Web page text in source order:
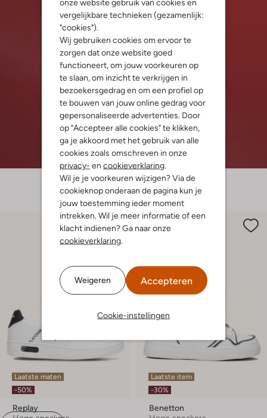
vergelijkbare technieken (gezamenlijk:
"cookies").
Wij gebruiken cookies om ervoor te
zorgen dat onze website goed
functioneert, om jouw voorkeuren op
te slaan, om inzicht te verkrijgen in
bezoekersgedrag en om een profiel op
te bouwen van jouw online gedrag voor
gepersonaliseerde advertenties. Door
op "Accepteer alle cookies" te klikken,
ga je akkoord met het gebruik van alle
cookies zoals omschreven in onze
privacy- en cookieverklaring
Wil je je voorkeuren wijzigen? Via de
cookieknop onderaan de pagina kun je
jouw toestemming ieder moment
intrekken. Wil je meer informatie of een
klacht indienen? Ga naar onze
cookieverklaring
Weigeren Accepteren
Cookie-instellingen
Laatste maten
-50%
Replay
Laatste item
-30%
Benetton